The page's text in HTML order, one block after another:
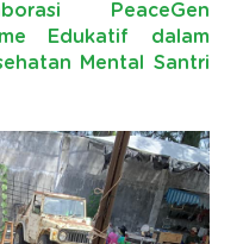
PeaceGen
Edukatif dalam
Mental Santri